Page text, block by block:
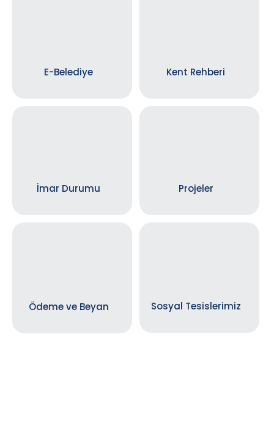
E-Belediye Kent Rehberi
İmar Durumu Projeler
Ödeme ve Beyan Sosyal Tesislerimiz